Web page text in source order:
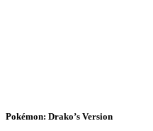
Pokémon: Drako’s Version